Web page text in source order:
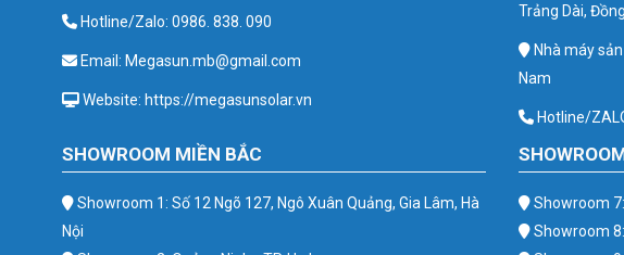
Hotline/Zalo: 0986. 838. 090
Email: Megasun.mb@gmail.com
Website: https://megasunsolar.vn
Trảng Dài,
Nhà máy
Nam
Hotline/
SHOWROOM MIỀN BẮC
Showroom 1: Số 12 Ngõ 127, Ngô Xuân Quảng, Gia Lâm, Hà
Nội
Showroom
Showroom